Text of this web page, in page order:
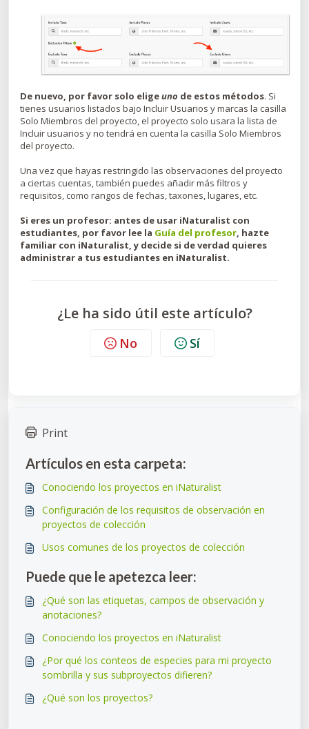
De nuevo, por favor solo eligeuno de estos métodos. Si
tienes usuarios listados bajo Incluir Usuarios y marcas la casilla
Solo Miembros del proyecto, el proyecto solo usara la lista de
Incluir usuarios y no tendrá en cuenta la casilla Solo Miembros
del proyecto.
Una vez que hayas restringido las observaciones del proyecto
a ciertas cuentas, también puedes añadir más filtros y
requisitos, como rangos de fechas, taxones, lugares, etc.
Si eres un profesor: antes de usar iNaturalist con
estudiantes, por favor lee la Guía del profesor, hazte
familiar con iNaturalist, y decide si de verdad quieres
administrar a tus estudiantes en iNaturalist.
¿Le ha sido útil este artículo?
No Sí
Print
Artículos en esta carpeta:
Conociendo los proyectos en iNaturalist
Configuración de los requisitos de observación en
proyectos de colección
Usos comunes de los proyectos de colección
Puede que le apetezca leer:
¿Qué son las etiquetas, campos de observación y
anotaciones?
Conociendo los proyectos en iNaturalist
¿Por qué los conteos de especies para mi proyecto
sombrilla y sus subproyectos difieren?
¿Qué son los proyectos?